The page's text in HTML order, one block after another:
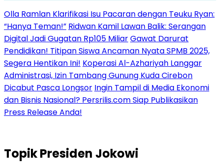
Olla Ramlan Klarifikasi Isu Pacaran dengan Teuku Ryan:
“Hanya Teman!” Ridwan Kamil Lawan Balik: Serangan
Digital Jadi Gugatan Rp105 MiliarGawat Darurat
Pendidikan! Titipan Siswa Ancaman Nyata SPMB 2025,
Segera Hentikan Ini! Koperasi Al-Azhariyah Langgar
Administrasi, Izin Tambang Gunung Kuda Cirebon
Dicabut Pasca Longsor Ingin Tampil di Media Ekonomi
dan Bisnis Nasional? Persrilis.com Siap Publikasikan
Press Release Anda!
TopikPresiden Jokowi